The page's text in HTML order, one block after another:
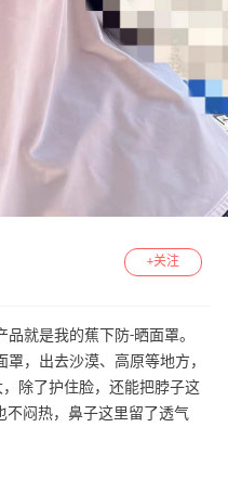
+关注
就是我的蕉下防-晒面罩。
，出去沙漠、高原等地方，
除了护住脸，还能把脖子这
不闷热，鼻子这里留了透气